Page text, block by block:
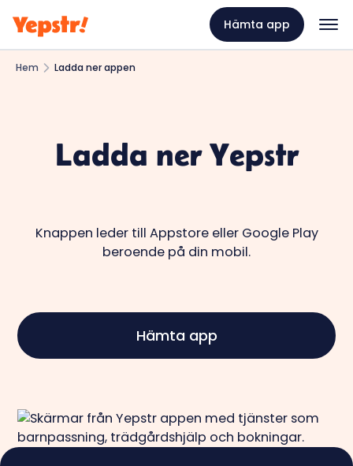
Hämta app
Hem Ladda ner appen
Ladda ner Yepstr
Knappen leder till Appstore eller Google Play
beroende på din mobil.
Hämta app